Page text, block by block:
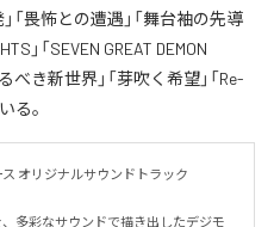
」「畏怖との遭遇」「舞台袖の先導
」「SEVEN GREAT DEMON
べき新世界」「芽吹く希望」「Re-
る。
オリジナルサウンドトラック
多彩なサウンドで描き出したデジモ